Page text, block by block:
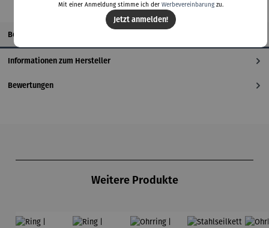
Beschreibung
Informationen zum Hersteller
Bewertungen
Weitere Produkte
Mit einer Anmeldung stimme ich der Werbevereinbarungzu.
Jetzt anmelden!